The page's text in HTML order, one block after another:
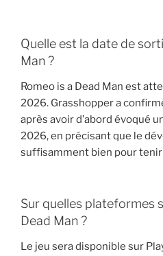
Quelle est la date de
Man ?
Romeo is a Dead Man est
2026. Grasshopper a
après avoir d’abord évoqué
2026, en précisant que le
suffisamment bien pour
Sur quelles plateformes
Dead Man ?
Le jeu sera disponible sur